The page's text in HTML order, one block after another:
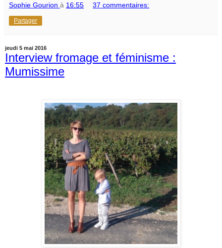
Sophie Gourion à 16:55 37 commentaires:
Partager
jeudi 5 mai 2016
Interview fromage et féminisme :
Mumissime